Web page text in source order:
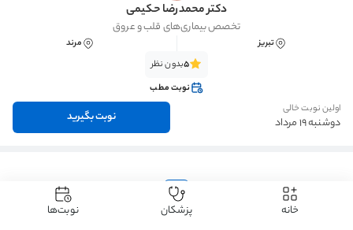
دکتر محمدرضا حکیمی
تخصص بیماری‌های قلب و عروق
تبریز
مرند
5بدون نظر
نوبت مطب
اولین نوبت خالی
دوشنبه 19 مرداد نوبت بگیرید
1
خانه پزشکان نوبت‌ها